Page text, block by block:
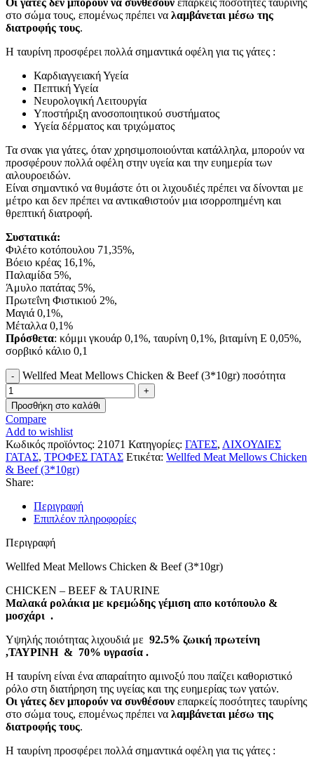
στο σώμα τους, επομένως πρέπει να λαμβάνεται μέσω της
διατροφής τους.
Η ταυρίνη προσφέρει πολλά σημαντικά οφέλη για τις γάτες :
Καρδιαγγειακή Υγεία
Πεπτική Υγεία
Νευρολογική Λειτουργία
Υποστήριξη ανοσοποιητικού συστήματος
Υγεία δέρματος και τριχώματος
Τα σνακ για γάτες, όταν χρησιμοποιούνται κατάλληλα, μπορούν να
προσφέρουν πολλά οφέλη στην υγεία και την ευημερία των
αιλουροειδών.
Είναι σημαντικό να θυμάστε ότι οι λιχουδιές πρέπει να δίνονται με
μέτρο και δεν πρέπει να αντικαθιστούν μια ισορροπημένη και
θρεπτική διατροφή.
Συστατικά:
Φιλέτο κοτόπουλου 71,35%,
Βόειο κρέας 16,1%,
Παλαμίδα 5%,
Άμυλο πατάτας 5%,
Πρωτεΐνη Φιστικιού 2%,
Μαγιά 0,1%,
Μέταλλα 0,1%
Πρόσθετα: κόμμι γκουάρ 0,1%, ταυρίνη 0,1%, βιταμίνη Ε 0,05%,
σορβικό κάλιο 0,1
Wellfed Meat Mellows Chicken & Beef (3*10gr) ποσότητα
Προσθήκη στο καλάθι
Compare
Add to wishlist
Κωδικός προϊόντος: 21071 Κατηγορίες: ΓΑΤΕΣ, ΛΙΧΟΥΔΙΕΣ
ΓΑΤΑΣ, ΤΡΟΦΕΣ ΓΑΤΑΣ Ετικέτα: Wellfed Meat Mellows Chicken
& Beef (3*10gr)
Share:
Περιγραφή
Επιπλέον πληροφορίες
Περιγραφή
Wellfed Meat Mellows Chicken & Beef (3*10gr)
CHICKEN – BEEF & TAURINE
Μαλακά ρολάκια με κρεμώδης γέμιση απο κοτόπουλο &
μοσχάρι .
Υψηλής ποιότητας λιχουδιά με 92.5% ζωική πρωτείνη
,ΤΑΥΡΙΝΗ & 70% υγρασία .
Η ταυρίνη είναι ένα απαραίτητο αμινοξύ που παίζει καθοριστικό
ρόλο στη διατήρηση της υγείας και της ευημερίας των γατών.
Οι γάτες δεν μπορούν να συνθέσουν επαρκείς ποσότητες ταυρίνης
στο σώμα τους, επομένως πρέπει να λαμβάνεται μέσω της
διατροφής τους.
Η ταυρίνη προσφέρει πολλά σημαντικά οφέλη για τις γάτες :